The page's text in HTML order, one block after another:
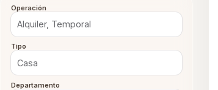
Operación
Tipo
Departamento